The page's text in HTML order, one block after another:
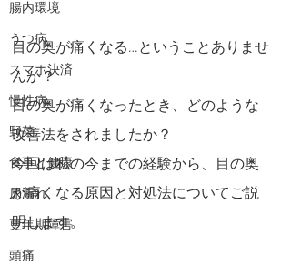
腸内環境
うつ病
スマホ決済
慢性病
野菜
食事と健康
尿漏れ
更年期障害
頭痛
目の奥が痛くなる…ということありませ
んか？
目の奥が痛くなったとき、どのような
改善法をされましたか？
今回は私の今までの経験から、目の奥
が痛くなる原因と対処法についてご説
明します。